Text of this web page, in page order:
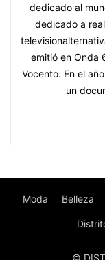
dedicado al
dedicado a
emitió en Onda
Vocento. En el
un
Moda Belleza
©